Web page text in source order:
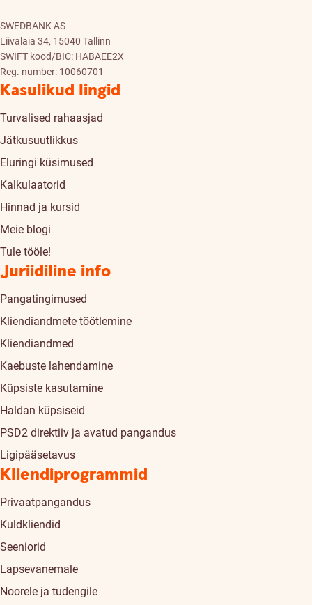
SWEDBANK AS
Liivalaia 34, 15040 Tallinn
SWIFT kood/BIC: HABAEE2X
Reg. number: 10060701
Kasulikud lingid
Turvalised rahaasjad
Jätkusuutlikkus
Eluringi küsimused
Kalkulaatorid
Hinnad ja kursid
Meie blogi
Tule tööle!
Juriidiline info
Pangatingimused
Kliendiandmete töötlemine
Kliendiandmed
Kaebuste lahendamine
Küpsiste kasutamine
Haldan küpsiseid
PSD2 direktiiv ja avatud pangandus
Ligipääsetavus
Kliendiprogrammid
Privaatpangandus
Kuldkliendid
Seeniorid
Lapsevanemale
Noorele ja tudengile